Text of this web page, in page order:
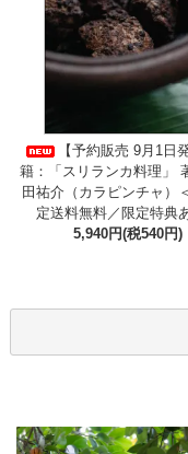
【予約販売 9月1日
籍：「スリランカ料理」
田祐介（カラピンチャ）
定送料無料／限定特典
5,940円(税540円)